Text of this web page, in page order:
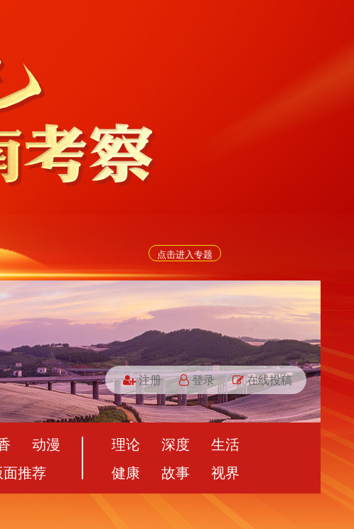
点击进入专题
注册 登录 在线投稿
动漫
面推荐
理论 深度
生活
健康
故事 视界